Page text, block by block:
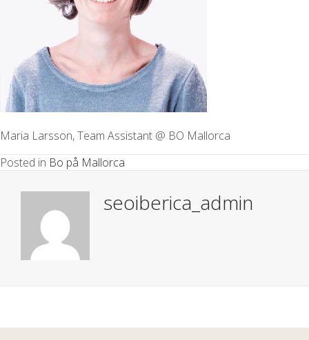
Maria Larsson, Team Assistant @ BO Mallorca
Posted in Bo på Mallorca
seoiberica_admin
navigation